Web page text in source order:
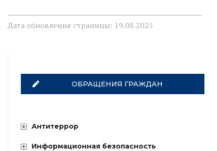
Дата обновления страницы: 19.08.2025
ОБРАЩЕНИЯ ГРАЖДАН
Антитеррор
Информационная безопасность